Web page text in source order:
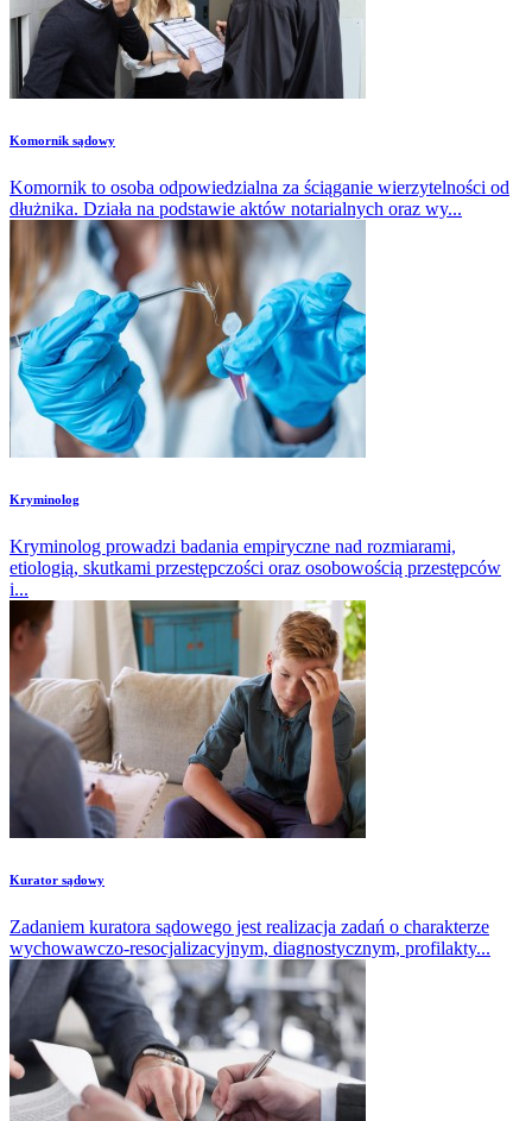
Komornik sądowy
Komornik to osoba odpowiedzialna za ściąganie wierzytelności od
dłużnika. Działa na podstawie aktów notarialnych oraz wy...
Kryminolog
Kryminolog prowadzi badania empiryczne nad rozmiarami,
etiologią, skutkami przestępczości oraz osobowością przestępców
i...
Kurator sądowy
Zadaniem kuratora sądowego jest realizacja zadań o charakterze
wychowawczo-resocjalizacyjnym, diagnostycznym, profilakty...